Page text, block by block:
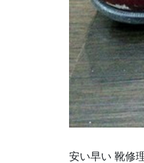
安い早い 靴修